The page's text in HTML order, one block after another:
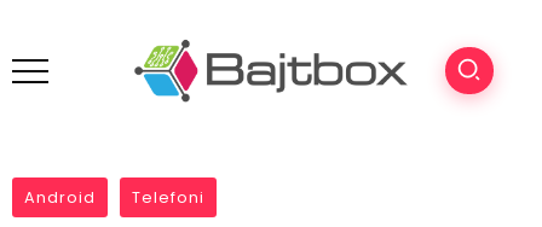
Android Telefoni